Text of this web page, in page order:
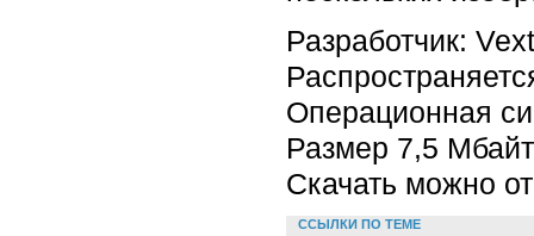
Разработчик:
Операционная
Размер 7,5 Мбайт
Скачать можно
ССЫЛКИ ПО ТЕМЕ